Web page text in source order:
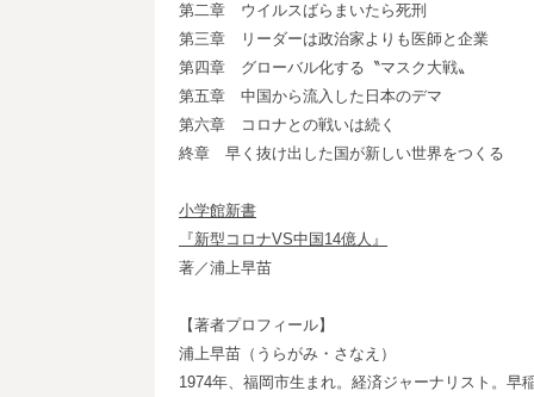
第二章 ウイルスばらまいたら死刑
第三章 リーダーは政治家よりも医師と企業
第四章 グローバル化する〝マスク大戦〟
第五章 中国から流入した日本のデマ
第六章 コロナとの戦いは続く
終章 早く抜け出した国が新しい世界をつくる
小学館新書
『新型コロナVS中国14億人』
著／浦上早苗
【著者プロフィール】
浦上早苗（うらがみ・さなえ）
1974年、福岡市生まれ。経済ジャーナリスト。早